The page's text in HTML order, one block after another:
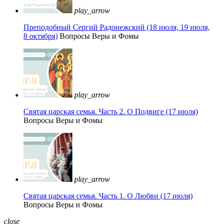
play_arrow
Преподобный Сергий Радонежский (18 июля, 19 июля,
8 октября) Вопросы Веры и Фомы
play_arrow
Святая царская семья. Часть 2. О Подвиге (17 июля)
Вопросы Веры и Фомы
play_arrow
Святая царская семья. Часть 1. О Любви (17 июля)
Вопросы Веры и Фомы
close